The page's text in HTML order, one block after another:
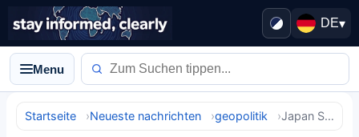
DE▾
Menu
Startseite Neueste nachrichten geopolitik Japan Seltene Erden 2026: Tiefseebergbau reduziert China-Abhängigkeit